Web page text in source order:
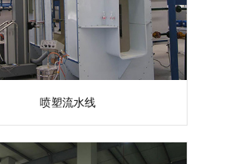
喷塑流水线